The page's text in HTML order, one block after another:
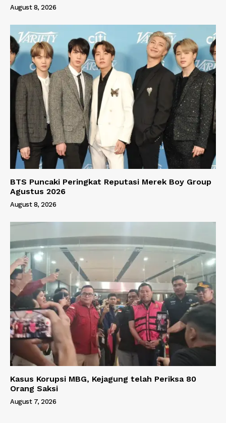
August 8, 2026
BTS Puncaki Peringkat Reputasi Merek Boy Group
Agustus 2026
August 8, 2026
Kasus Korupsi MBG, Kejagung telah Periksa 80
Orang Saksi
August 7, 2026